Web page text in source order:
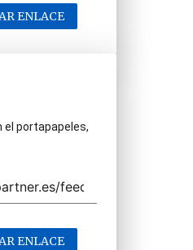
ENLACE
el portapapeles,
ENLACE